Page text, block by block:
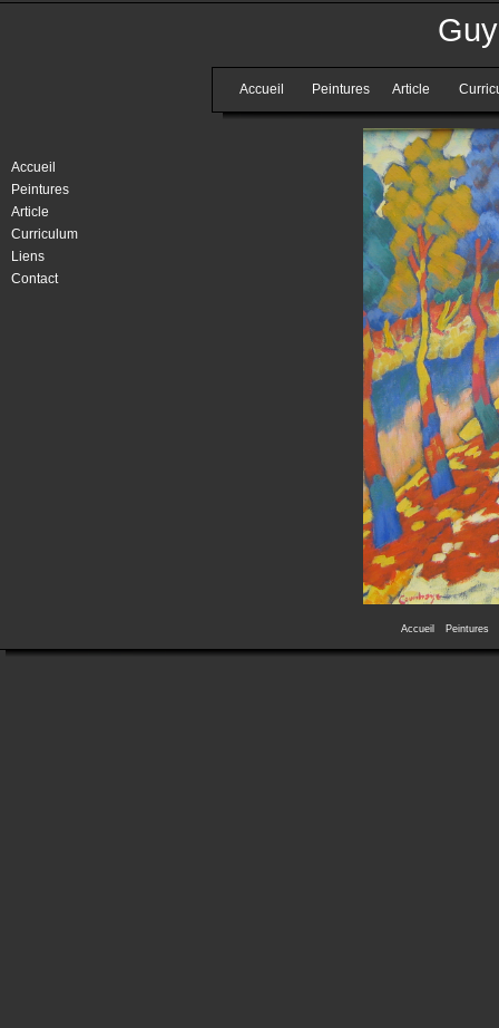
Accueil Peintures
Accueil Peintures Article
Accueil
Peintures
Article
Curriculum
Liens
Contact